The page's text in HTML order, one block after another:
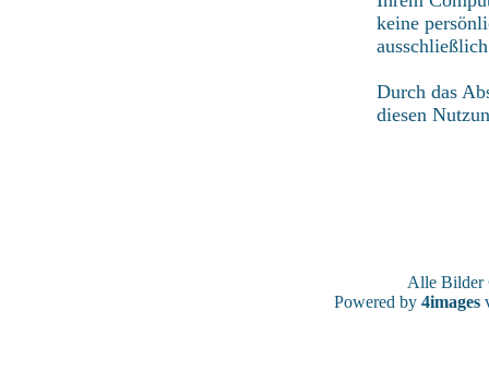
keine
Durch das
diesen
Alle
Powered by 4images